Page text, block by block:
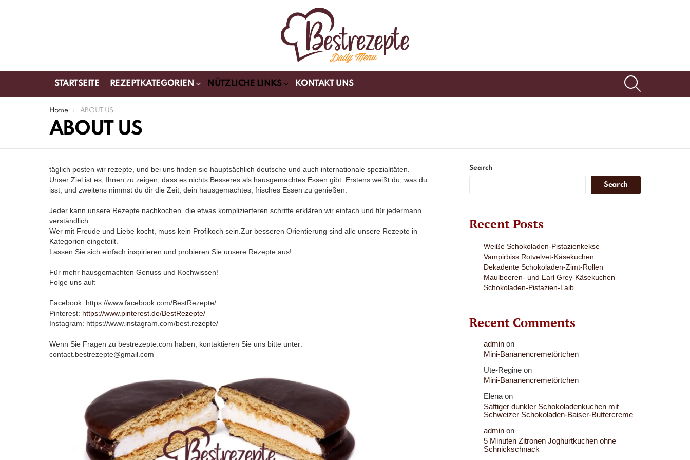
STARTSEITE REZEPTKATEGORIEN NÜTZLICHE LINKS KONTAKT UNS
You are here:
Home ABOUT US
ABOUT US
täglich posten wir rezepte, und bei uns finden sie hauptsächlich deutsche und auch internationale spezialitäten.
Unser Ziel ist es, Ihnen zu zeigen, dass es nichts Besseres als hausgemachtes Essen gibt. Erstens weißt du, was du
isst, und zweitens nimmst du dir die Zeit, dein hausgemachtes, frisches Essen zu genießen.
Jeder kann unsere Rezepte nachkochen. die etwas komplizierteren schritte erklären wir einfach und für jedermann
verständlich.
Wer mit Freude und Liebe kocht, muss kein Profikoch sein.Zur besseren Orientierung sind alle unsere Rezepte in
Kategorien eingeteilt.
Lassen Sie sich einfach inspirieren und probieren Sie unsere Rezepte aus!
Für mehr hausgemachten Genuss und Kochwissen!
Folge uns auf:
Facebook: https://www.facebook.com/BestRezepte/
Pinterest: https://www.pinterest.de/BestRezepte/
Instagram: https://www.instagram.com/best.rezepte/
Wenn Sie Fragen zu bestrezepte.com haben, kontaktieren Sie uns bitte unter:
contact.bestrezepte@gmail.com
Search
Search
Recent Posts
Weiße Schokoladen-Pistazienkekse
Vampirbiss Rotvelvet-Käsekuchen
Dekadente Schokoladen-Zimt-Rollen
Maulbeeren- und Earl Grey-Käsekuchen
Schokoladen-Pistazien-Laib
Recent Comments
admin on
Mini-Bananencremetörtchen
Ute-Regine on
Mini-Bananencremetörtchen
Elena on
Saftiger dunkler Schokoladenkuchen mit
Schweizer Schokoladen-Baiser-Buttercreme
admin on
5 Minuten Zitronen Joghurtkuchen ohne
Schnickschnack